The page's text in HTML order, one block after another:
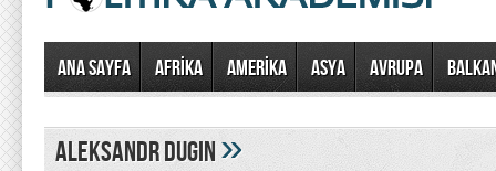
Ana Sayfa AFRİKA AMERİKA ASYA AVRUPA
aleksandr dugin»